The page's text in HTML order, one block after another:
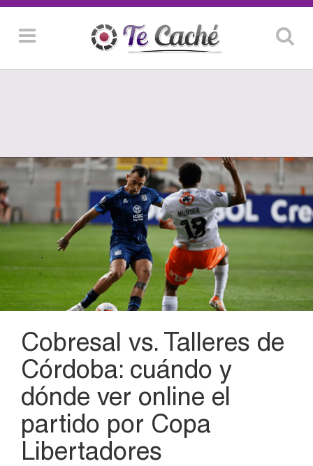
Cobresal vs. Talleres de
Córdoba: cuándo y
dónde ver online el
partido por Copa
Libertadores